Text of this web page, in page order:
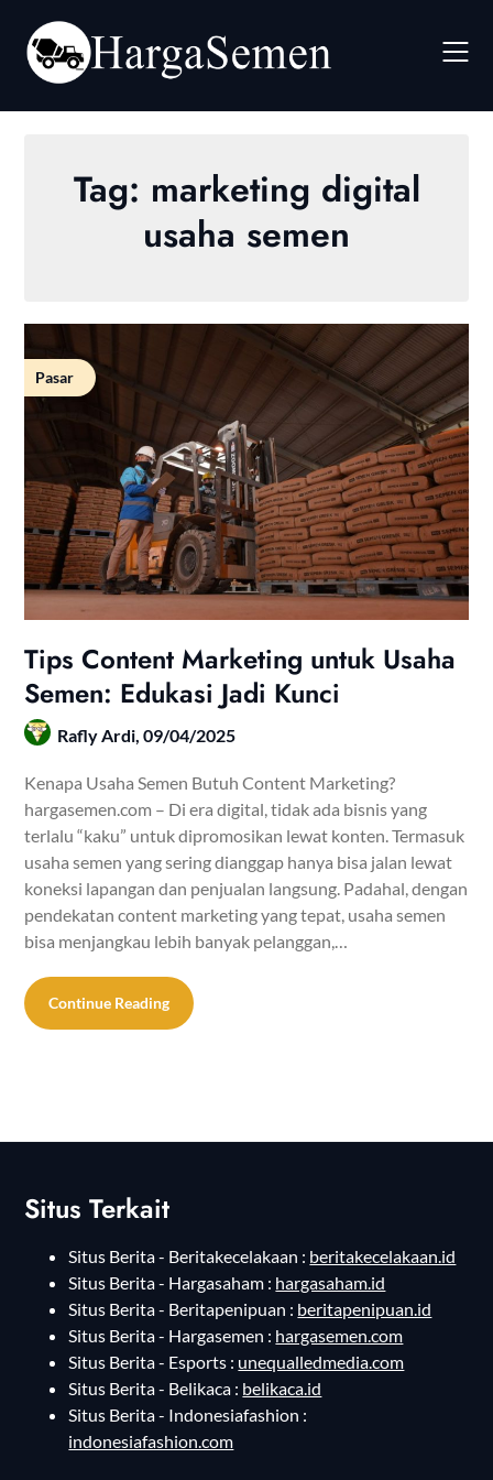
content
Tag: marketing digital
usaha semen
Pasar
Tips Content Marketing untuk Usaha
Semen: Edukasi Jadi Kunci
Rafly Ardi,09/04/2025
Kenapa Usaha Semen Butuh Content Marketing?
hargasemen.com – Di era digital, tidak ada bisnis yang
terlalu “kaku” untuk dipromosikan lewat konten. Termasuk
usaha semen yang sering dianggap hanya bisa jalan lewat
koneksi lapangan dan penjualan langsung. Padahal, dengan
pendekatan content marketing yang tepat, usaha semen
bisa menjangkau lebih banyak pelanggan,…
Continue Reading
Situs Terkait
Situs Berita - Beritakecelakaan : beritakecelakaan.id
Situs Berita - Hargasaham : hargasaham.id
Situs Berita - Beritapenipuan : beritapenipuan.id
Situs Berita - Hargasemen : hargasemen.com
Situs Berita - Esports : unequalledmedia.com
Situs Berita - Belikaca : belikaca.id
Situs Berita - Indonesiafashion :
indonesiafashion.com